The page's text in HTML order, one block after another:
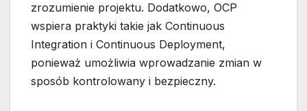
zrozumienie projektu. Dodatkowo, OCP
wspiera praktyki takie jak Continuous
Integration i Continuous Deployment,
ponieważ umożliwia wprowadzanie zmian w
sposób kontrolowany i bezpieczny.